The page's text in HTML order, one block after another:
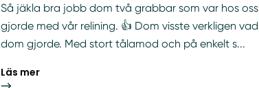
Så jäkla bra jobb dom två grabbar som var hos oss
gjorde med vår relining. 👍 Dom visste verkligen vad
dom gjorde. Med stort tålamod och på enkelt s...
Läs mer